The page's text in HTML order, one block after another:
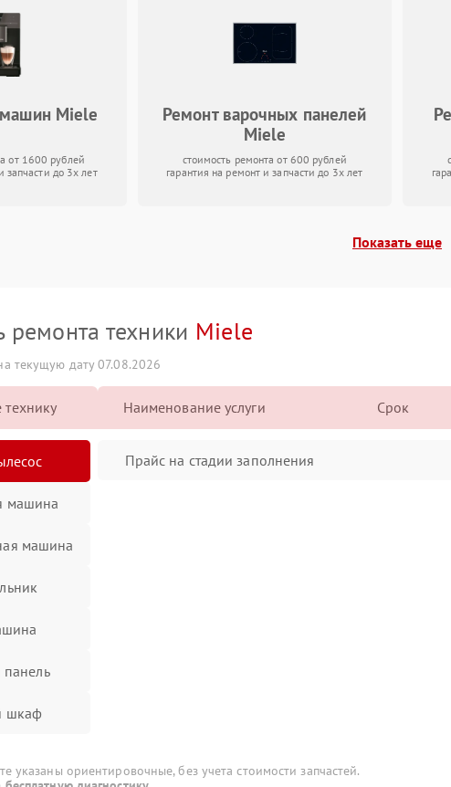
Miele
от 1600 рублей
запчасти до 3х лет
Ремонт варочных панелей
Miele
стоимость ремонта от 600 рублей
гарантия на ремонт и запчасти до 3х лет
Показать еще
ремонта техники Miele
текущую дату 07.08.2026
машина
машина
панель
шкаф
Наименование услуги Срок
Прайс на стадии заполнения
указаны ориентировочные, без учета стоимости запчастей.